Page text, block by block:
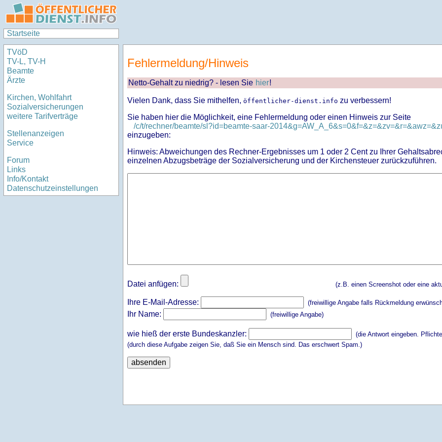
Startseite
TVöD
TV-L, TV-H
Beamte
Ärzte
Kirchen, Wohlfahrt
Sozialversicherungen
weitere Tarifverträge
Stellenanzeigen
Service
Forum
Links
Info/Kontakt
Datenschutzeinstellungen
Fehlermeldung/Hinweis
Netto-Gehalt zu niedrig? - lesen Sie hier!
Vielen Dank, dass Sie mithelfen, öffentlicher-dienst.info zu verbessern!
Sie haben hier die Möglichkeit, eine Fehlermeldung oder einen Hinweis zur Seite
/c/t/rechner/beamte/sl?id=beamte-saar-
einzugeben:
Hinweis: Abweichungen des Rechner-Ergebnisses um 1 oder 2 Cent zu Ihrer
einzelnen Abzugsbeträge der Sozialversicherung und der Kirchensteuer zurückzuführen.
Datei anfügen: (z.B. einen Screenshot oder eine
Ihre E-Mail-Adresse: (freiwillige Angabe falls Rückmeldung
Ihr Name: (freiwillige Angabe)
wie hieß der erste Bundeskanzler:
(die Antwort eingeben.
(durch diese Aufgabe zeigen Sie, daß Sie ein Mensch sind. Das erschwert Spam.)